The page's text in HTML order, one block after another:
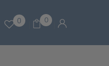
0 0